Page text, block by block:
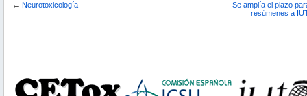
← Neurotoxicología
Se amplía el plazo
resúmenes a